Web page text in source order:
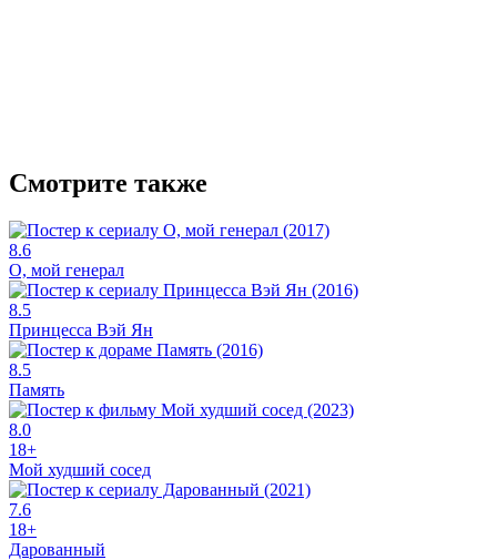
Смотрите также
8.6
О, мой генерал
8.5
Принцесса Вэй Ян
8.5
Память
8.0
18+
Мой худший сосед
7.6
18+
Дарованный